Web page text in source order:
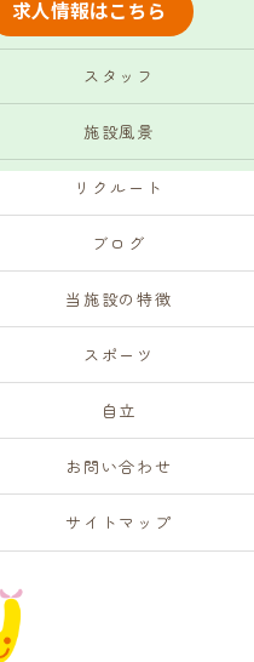
求人情報はこちら
スタッフ
施設風景
リクルート
ブログ
当施設の特徴
スポーツ
自立
お問い合わせ
サイトマップ